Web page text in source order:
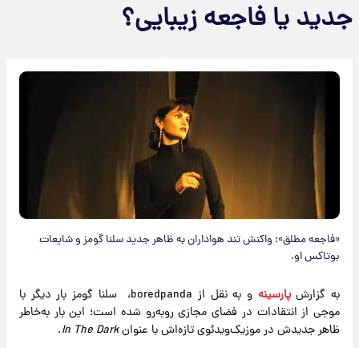
جدید یا فاجعه زیبایی؟
«فاجعه مطلق»: واکنش تند هواداران به ظاهر جدید سلنا گومز و شایعات
بوتاکس او.
به گزارشپارسینه
و به نقل از boredpanda، سلنا گومز بار دیگر با
موجی از انتقادات در فضای مجازی روبه‌رو شده است؛ این بار به‌خاطر
ظاهر جدیدش در موزیک‌ویدئوی تازه‌اش با عنوانIn The Dark
.